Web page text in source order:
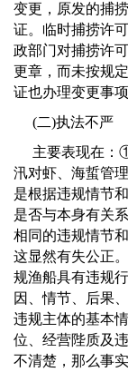
变更，原发的捕
证。临时捕捞许
政部门对捕捞许
更章，而未按规
证也办理变更事
(二)执法不严
主要表现在：
汛对虾、海蜇管
是根据违规情节
是否与本身有关
相同的违规情节
这显然有失公正
规渔船具有违规
因、情节、后果
违规主体的基本
位、经营陛质及
不清楚，那么事